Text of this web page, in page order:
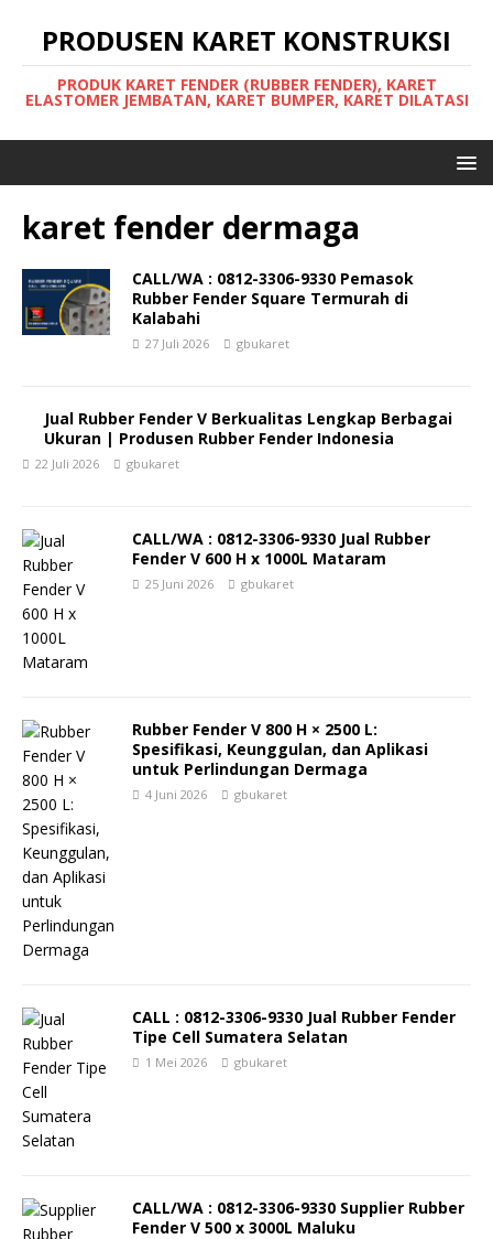
PRODUSEN KARET KONSTRUKSI
PRODUK KARET FENDER (RUBBER FENDER), KARET
ELASTOMER JEMBATAN, KARET BUMPER, KARET DILATASI
karet fender dermaga
CALL/WA : 0812-3306-9330 Pemasok
Rubber Fender Square Termurah di
Kalabahi
27 Juli 2026 gbukaret
Jual Rubber Fender V Berkualitas Lengkap Berbagai
Ukuran | Produsen Rubber Fender Indonesia
22 Juli 2026 gbukaret
CALL/WA : 0812-3306-9330 Jual Rubber
Fender V 600 H x 1000L Mataram
25 Juni 2026 gbukaret
Rubber Fender V 800 H × 2500 L:
Spesifikasi, Keunggulan, dan Aplikasi
untuk Perlindungan Dermaga
4 Juni 2026 gbukaret
CALL : 0812-3306-9330 Jual Rubber Fender
Tipe Cell Sumatera Selatan
1 Mei 2026 gbukaret
CALL/WA : 0812-3306-9330 Supplier Rubber
Fender V 500 x 3000L Maluku